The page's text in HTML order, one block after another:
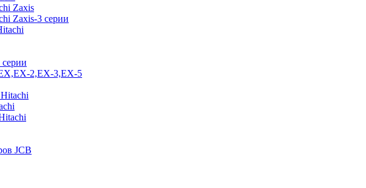
Zaxis
Zaxis-3 серии
2,EX-3,EX-5
JCB